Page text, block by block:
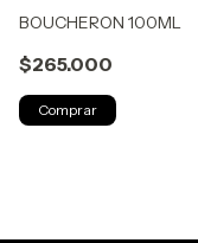
BOUCHERON 100ML
$265.000